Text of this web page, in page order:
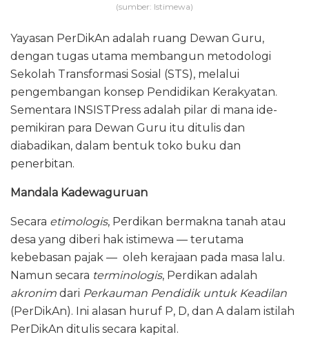
(sumber: Istimewa)
Yayasan ‎PerDikAn adalah ruang Dewan Guru,
dengan tugas utama membangun metodologi
Sekolah Transformasi Sosial (STS), melalui
pengembangan konsep Pendidikan Kerakyatan.
Sementara INSISTPress adalah pilar di mana ide-
pemikiran para Dewan Guru itu ditulis dan
diabadikan, dalam bentuk toko buku dan
penerbitan.
Mandala Kadewaguruan
Secara etimologis, Perdikan bermakna tanah atau
desa yang diberi hak istimewa — terutama
kebebasan pajak — oleh kerajaan pada masa lalu.
Namun secara terminologis, Perdikan adalah
akronim dari Perkauman Pendidik untuk Keadilan
(PerDikAn). Ini alasan huruf P, D, dan A dalam istilah
PerDikAn ditulis secara kapital.